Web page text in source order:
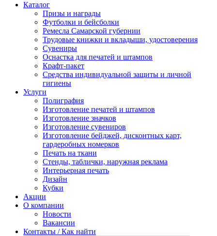
Каталог
Призы и награды
Футболки и бейсболки
Ремесла Самарской губернии
Трудовые книжки и вкладыши, удостоверения
Сувениры
Оснастка для печатей и штампов
Крафт-пакет
Средства индивидуальной защиты и личной
гигиены
Услуги
Полиграфия
Изготовление печатей и штампов
Изготовление значков
Изготовление сувениров
Изготовление бейджей, дисконтных карт,
гардеробных номерков
Печать на ткани
Стенды, таблички, наружная реклама
Интерьерная печать
Дизайн
Кубки
Акции
О компании
Новости
Вакансии
Контакты / Как найти